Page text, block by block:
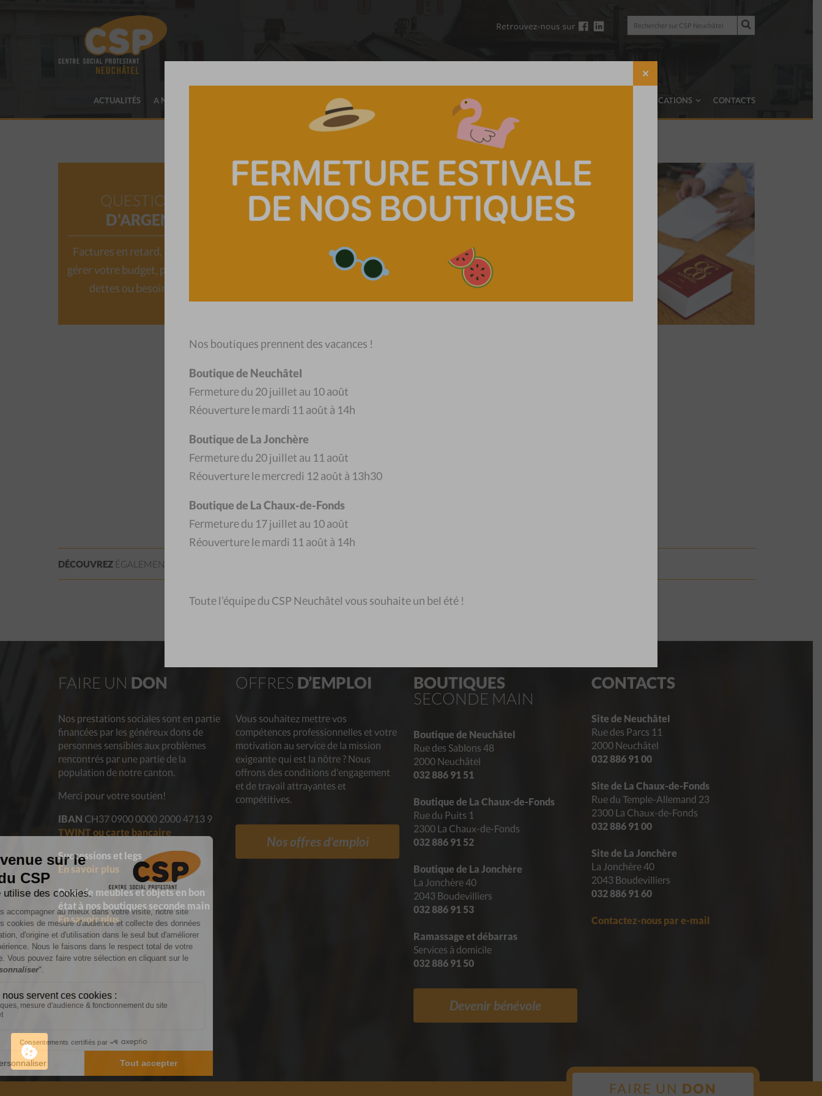
Rechercher
sur
CSP
Rechercher
ACTUALITÉS A NOTRE SUJET BOUTIQUES NOUS SOUTENIR PUBLICATIONS CONTACTS
QUESTIONS
D'ARGENT
Factures en retard, difficulté à
gérer votre budget, problème de
dettes ou besoin de […]
QUESTIONS
JURIDIQUES
Les avocates-conseils du CSP
Neuchâtel vous renseignent sur
vos droits et […]
QUESTIONS DE
MIGRATION
Neuchâtel est composé de trois
secteurs : le secteur procédure
d'asile, […]
DÉCOUVREZÉGALEMENT:
FAIRE UN DON
Nos prestations sociales sont en partie
financées par les généreux dons de
personnes sensibles aux problèmes
rencontrés par une partie de la
population de notre canton.
Merci pour votre soutien!
IBAN CH37 0900 0000 2000 4713 9
TWINT ou carte bancaire
Successions et legs
En savoir plus
Dons de meubles et objets en bon
état à nos boutiques seconde main
En savoir plus
OFFRES D’EMPLOI
Vous souhaitez mettre vos
compétences professionnelles et votre
motivation au service de la mission
exigeante qui est la nôtre ? Nous
offrons des conditions d'engagement
et de travail attrayantes et
compétitives.
Nos offres d'emploi
BOUTIQUES
SECONDE MAIN
Boutique de Neuchâtel
Rue des Sablons 48
2000 Neuchâtel
032 886 91 51
Boutique de La Chaux-de-Fonds
Rue du Puits 1
2300 La Chaux-de-Fonds
032 886 91 52
Boutique de La Jonchère
La Jonchère 40
2043 Boudevilliers
032 886 91 53
Ramassage et débarras
Services à domicile
032 886 91 50
Devenir bénévole
CONTACTS
Site de Neuchâtel
Rue des Parcs 11
2000 Neuchâtel
032 886 91 00
Site de La Chaux-de-Fonds
Rue du Temple-Allemand 23
2300 La Chaux-de-Fonds
032 886 91 00
Site de La Jonchère
La Jonchère 40
2043 Boudevilliers
032 886 91 60
Contactez-nous par e-mail
FAIRE UN DON
Nos boutiques prennent des vacances !
Boutique de Neuchâtel
Fermeture du 20 juillet au 10 août
Réouverture le mardi 11 août à 14h
Boutique de La Jonchère
Fermeture du 20 juillet au 11 août
Réouverture le mercredi 12 août à 13h30
Boutique de La Chaux-de-Fonds
Fermeture du 17 juillet au 10 août
Réouverture le mardi 11 août à 14h
Toute l’équipe du CSP Neuchâtel vous souhaite un bel été !
✕